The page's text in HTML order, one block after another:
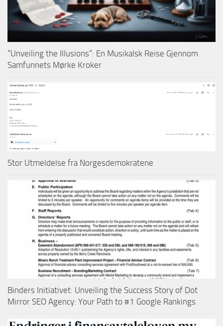
“Unveiling the Illusions”: En Musikalsk Reise Gjennom
Samfunnets Mørke Kroker
Stor Utmeldelse fra Norgesdemokratene
Binders Initiativet: Unveiling the Success Story of Dot
Mirror SEO Agency: Your Path to #1 Google Rankings